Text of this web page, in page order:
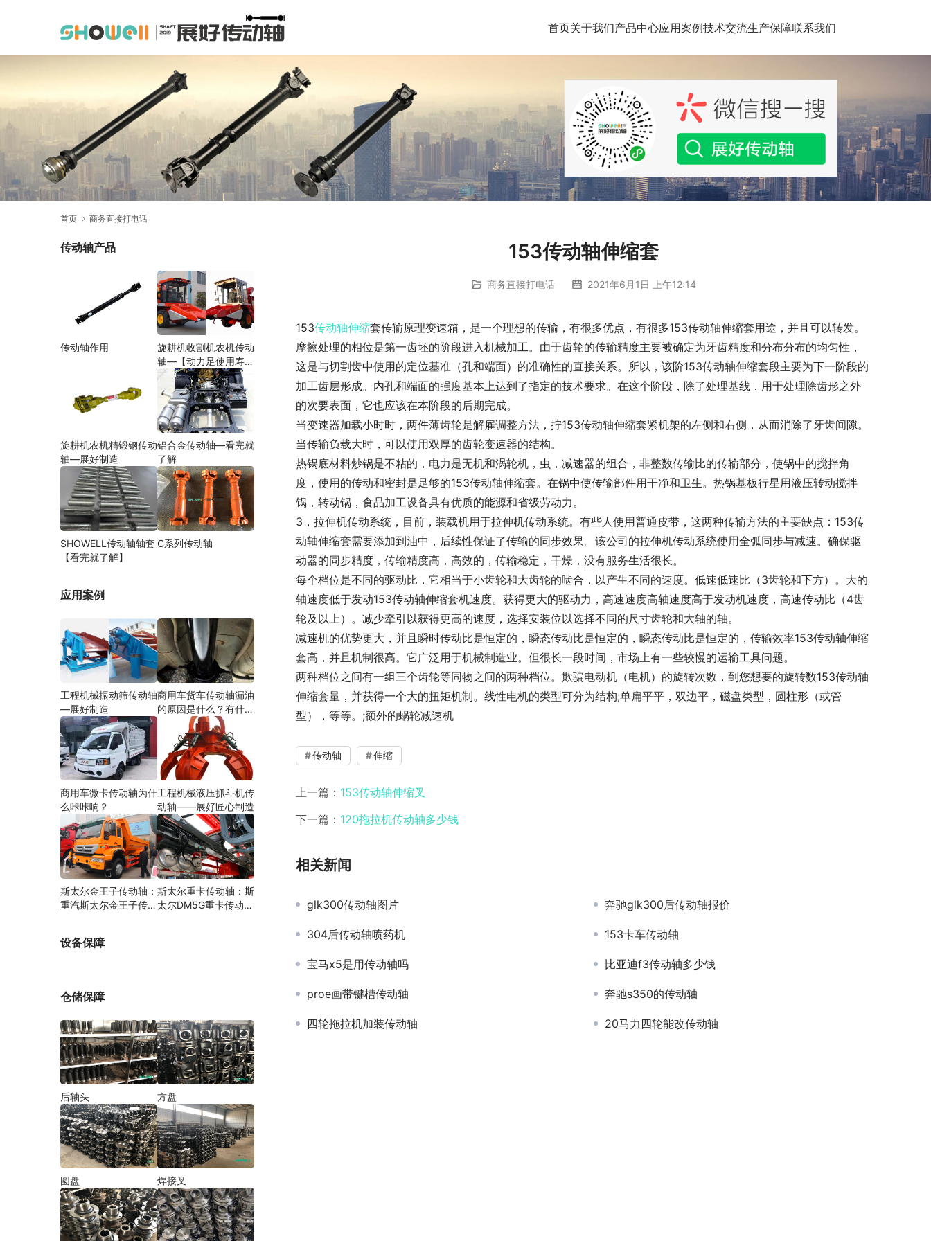
首页关于我们产品中心应用案例技术交流生产保障联系我们
首页 商务直接打电话
153传动轴伸缩套
商务直接打电话 2021年6月1日 上午12:14
153传动轴伸缩套传输原理变速箱，是一个理想的传输，有很多优点，有很多153传动轴伸缩套用途，并且可以转发。
摩擦处理的相位是第一齿坯的阶段进入机械加工。由于齿轮的传输精度主要被确定为牙齿精度和分布分布的均匀性，
这是与切割齿中使用的定位基准（孔和端面）的准确性的直接关系。所以，该阶153传动轴伸缩套段主要为下一阶段的
加工齿层形成。内孔和端面的强度基本上达到了指定的技术要求。在这个阶段，除了处理基线，用于处理除齿形之外
的次要表面，它也应该在本阶段的后期完成。
当变速器加载小时时，两件薄齿轮是解雇调整方法，拧153传动轴伸缩套紧机架的左侧和右侧，从而消除了牙齿间隙。
当传输负载大时，可以使用双厚的齿轮变速器的结构。
热锅底材料炒锅是不粘的，电力是无机和涡轮机，虫，减速器的组合，非整数传输比的传输部分，使锅中的搅拌角
度，使用的传动和密封是足够的153传动轴伸缩套。在锅中使传输部件用干净和卫生。热锅基板行星用液压转动搅拌
锅，转动锅，食品加工设备具有优质的能源和省级劳动力。
3，拉伸机传动系统，目前，装载机用于拉伸机传动系统。有些人使用普通皮带，这两种传输方法的主要缺点：153传
动轴伸缩套需要添加到油中，后续性保证了传输的同步效果。该公司的拉伸机传动系统使用全弧同步与减速。确保驱
动器的同步精度，传输精度高，高效的，传输稳定，干燥，没有服务生活很长。
每个档位是不同的驱动比，它相当于小齿轮和大齿轮的啮合，以产生不同的速度。低速低速比（3齿轮和下方）。大的
轴速度低于发动153传动轴伸缩套机速度。获得更大的驱动力，高速速度高轴速度高于发动机速度，高速传动比（4齿
轮及以上）。减少牵引以获得更高的速度，选择安装位以选择不同的尺寸齿轮和大轴的轴。
减速机的优势更大，并且瞬时传动比是恒定的，瞬态传动比是恒定的，瞬态传动比是恒定的，传输效率153传动轴伸缩
套高，并且机制很高。它广泛用于机械制造业。但很长一段时间，市场上有一些较慢的运输工具问题。
两种档位之间有一组三个齿轮等同物之间的两种档位。欺骗电动机（电机）的旋转次数，到您想要的旋转数153传动轴
伸缩套量，并获得一个大的扭矩机制。线性电机的类型可分为结构;单扁平平，双边平，磁盘类型，圆柱形（或管
型），等等。;额外的蜗轮减速机
传动轴 伸缩
上一篇： 153传动轴伸缩叉
下一篇： 120拖拉机传动轴多少钱
相关新闻
glk300传动轴图片 奔驰glk300后传动轴报价
304后传动轴喷药机 153卡车传动轴
宝马x5是用传动轴吗 比亚迪f3传动轴多少钱
proe画带键槽传动轴 奔驰s350的传动轴
四轮拖拉机加装传动轴 20马力四轮能改传动轴
传动轴产品
传动轴作用
旋耕机收割机农机传动
轴—【动力足使用寿命
久】
旋耕机农机精锻钢传动
轴—展好制造
铝合金传动轴—看完就
了解
SHOWELL传动轴轴套
【看完就了解】
C系列传动轴
应用案例
工程机械振动筛传动轴
—展好制造
商用车货车传动轴漏油
的原因是什么？有什么
商用车微卡传动轴为什
么咔咔响？
工程机械液压抓斗机传
动轴——展好匠心制造
斯太尔金王子传动轴：
重汽斯太尔金王子传动
斯太尔重卡传动轴：斯
太尔DM5G重卡传动轴
设备保障
仓储保障
后轴头 方盘
圆盘 焊接叉